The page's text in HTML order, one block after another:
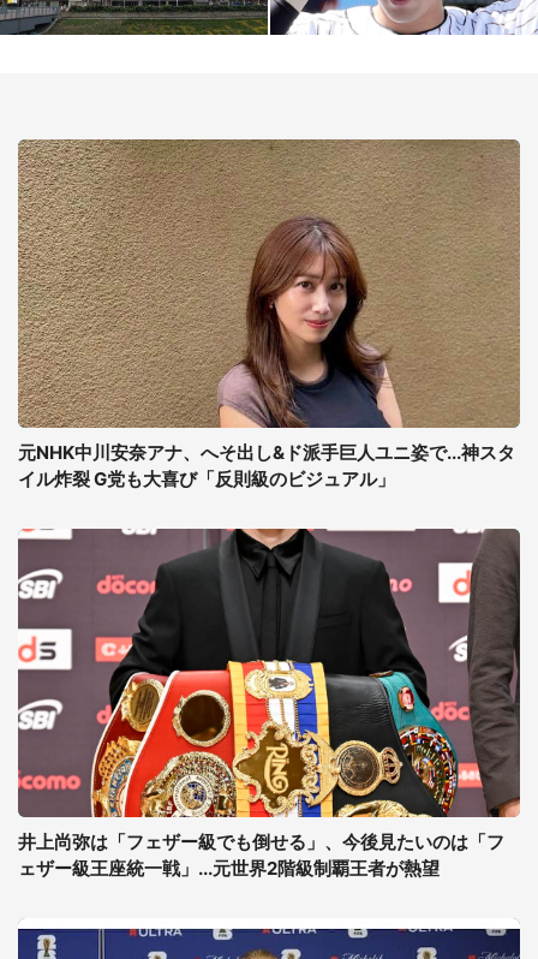
元NHK中川安奈アナ、へそ出し&ド派手巨人ユニ姿で...神スタ
イル炸裂 G党も大喜び「反則級のビジュアル」
井上尚弥は「フェザー級でも倒せる」、今後見たいのは「フ
ェザー級王座統一戦」...元世界2階級制覇王者が熱望